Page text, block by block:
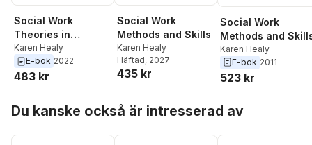
Social Work
Theories in
Context
Karen Healy
E-bok 2022
483 kr
Social Work
Methods and Skills
Karen Healy
Häftad, 2027
435 kr
Social Work
Methods and
Karen Healy
E-bok 2011
523 kr
Du kanske också är intresserad av